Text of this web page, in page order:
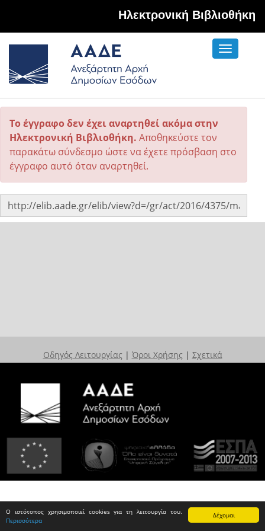
Δέχομαι
Ο ιστότοπος χρησιμοποιεί cookies για τη λειτουργία του.
Περισσότερα
Hλεκτρονική Βιβλιοθήκη
Toggle
Το έγγραφο δεν έχει αναρτηθεί ακόμα στην
Ηλεκτρονική Βιβλιοθήκη. Αποθηκεύστε τον
παρακάτω σύνδεσμο ώστε να έχετε πρόσβαση στο
έγγραφο αυτό όταν αναρτηθεί.
Οδηγός Λειτουργίας | Όροι Χρήσης | Σχετικά